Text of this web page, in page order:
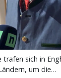
sich in
um die…